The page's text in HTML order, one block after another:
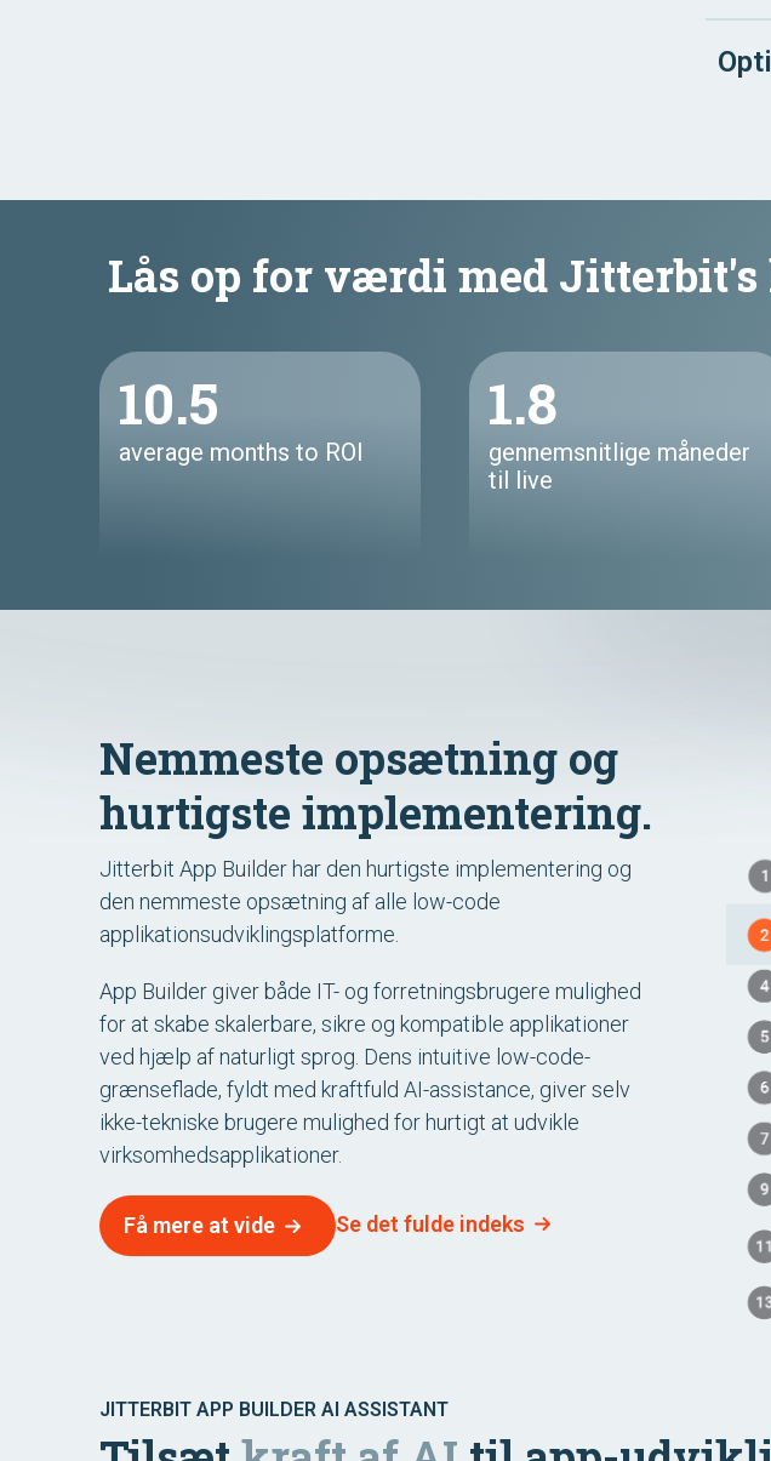
Lås op for værdi med
10.5
average months to ROI
1.8
gennemsnitlige måneder
til live
Nemmeste opsætning og
hurtigste implementering.
Jitterbit App Builder har den hurtigste implementering og
den nemmeste opsætning af alle low-code
applikationsudviklingsplatforme.
App Builder giver både IT- og forretningsbrugere mulighed
for at skabe skalerbare, sikre og kompatible applikationer
ved hjælp af naturligt sprog. Dens intuitive low-code-
grænseflade, fyldt med kraftfuld AI-assistance, giver selv
ikke-tekniske brugere mulighed for hurtigt at udvikle
virksomhedsapplikationer.
Få mere at vide Se det fulde indeks
JITTERBIT APP BUILDER AI ASSISTANT